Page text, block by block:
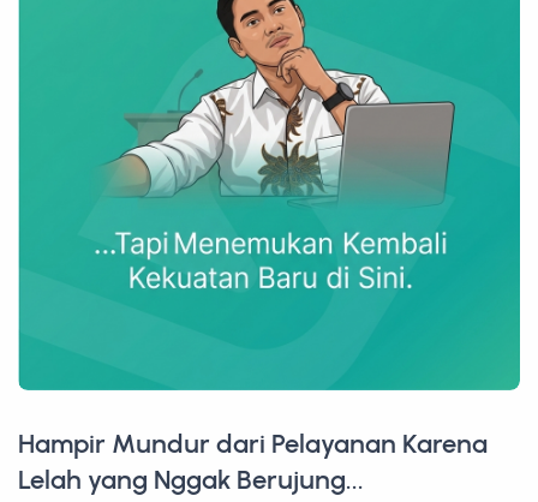
Hampir Mundur dari Pelayanan Karena
Lelah yang Nggak Berujung...